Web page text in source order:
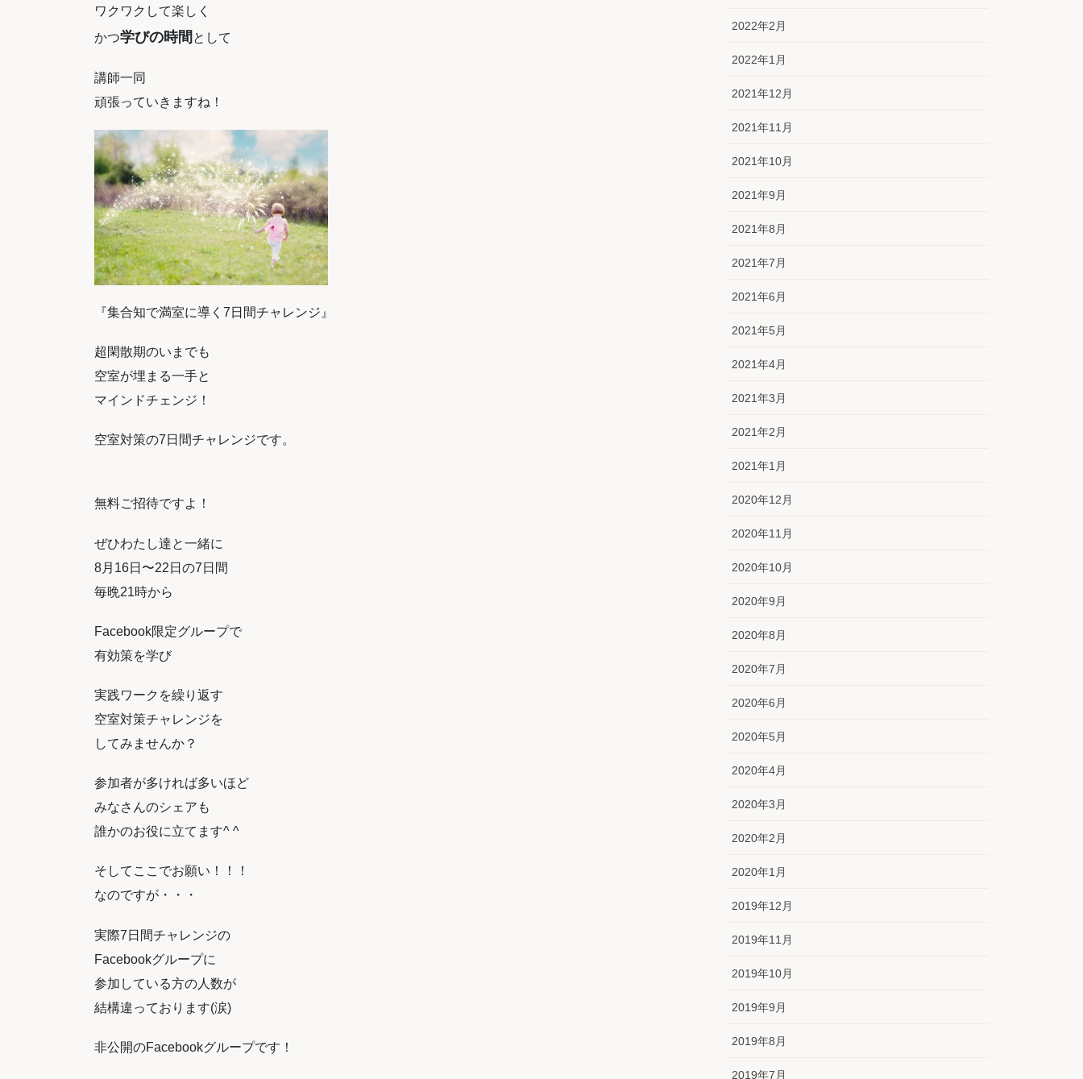
ワクワクして楽しく
かつ学びの時間 として
講師一同
頑張っていきますね！
『集合知で満室に導く7日間チャレンジ』
超閑散期のいまでも
空室が埋まる一手と
マインドチェンジ！
空室対策の7日間チャレンジです。
無料ご招待ですよ！
ぜひわたし達と一緒に
8月16日〜22日の7日間
毎晩21時から
Facebook限定グループで
有効策を学び
実践ワークを繰り返す
空室対策チャレンジを
してみませんか？
参加者が多ければ多いほど
みなさんのシェアも
誰かのお役に立てます^ ^
そしてここでお願い！！！
なのですが・・・
実際7日間チャレンジの
Facebookグループに
参加している方の人数が
結構違っております(涙)
非公開のFacebookグループです！
2022年2月
2022年1月
2021年12月
2021年11月
2021年10月
2021年9月
2021年8月
2021年7月
2021年6月
2021年5月
2021年4月
2021年3月
2021年2月
2021年1月
2020年12月
2020年11月
2020年10月
2020年9月
2020年8月
2020年7月
2020年6月
2020年5月
2020年4月
2020年3月
2020年2月
2020年1月
2019年12月
2019年11月
2019年10月
2019年9月
2019年8月
2019年7月